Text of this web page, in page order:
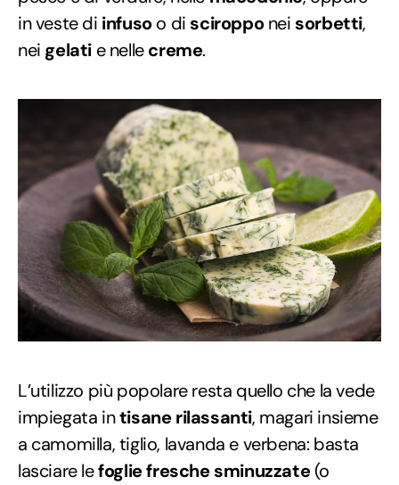
in veste di infusoo di sciropponei sorbetti,
nei gelati e nellecreme.
L’utilizzo più popolare resta quello che la vede
impiegata intisane rilassanti, magari insieme
a camomilla, tiglio, lavanda e verbena: basta
lasciare lefoglie fresche sminuzzate(o